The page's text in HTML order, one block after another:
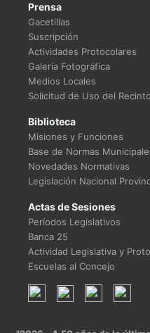
Prensa
Gacetillas
Suscripción
Actividades Protocolares
Galería Fotográfica
Medios Locales
Solicitud de Uso del Recinto
Biblioteca
Misiones y Funciones
Base de Normas
Novedades Normativas
Legislación Nacional
Actas de Sesiones
Períodos Legislativos
Banca 25
Actividad Legislativa y
Escuelas al Concejo